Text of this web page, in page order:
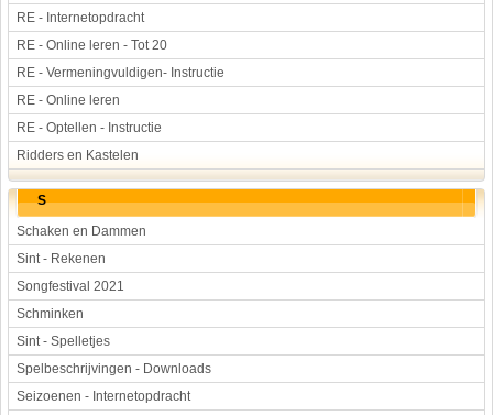
RE - Internetopdracht
RE - Online leren - Tot 20
RE - Vermeningvuldigen- Instructie
RE - Online leren
RE - Optellen - Instructie
Ridders en Kastelen
S
Schaken en Dammen
Sint - Rekenen
Songfestival 2021
Schminken
Sint - Spelletjes
Spelbeschrijvingen - Downloads
Seizoenen - Internetopdracht